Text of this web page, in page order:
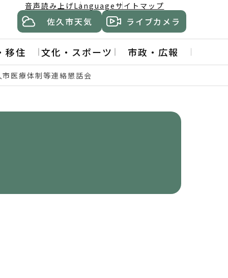
音声読み上げLanguage サイトマップ
佐久市天気 ライブカメラ
移住 文化・スポーツ 市政・広報
医療体制等連絡懇話会